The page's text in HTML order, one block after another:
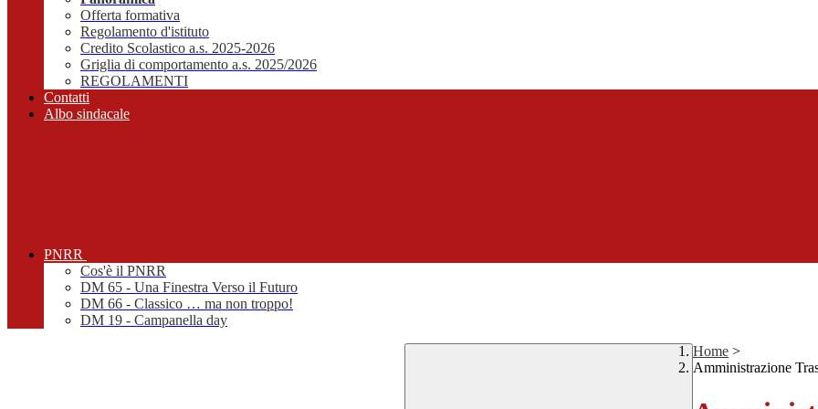
Offerta formativa
Regolamento d'istituto
Credito Scolastico a.s. 2025-2026
Griglia di comportamento a.s. 2025/2026
REGOLAMENTI
Contatti
Albo sindacale
PNRR
Cos'è il PNRR
DM 65 - Una Finestra Verso il Futuro
DM 66 - Classico … ma non troppo!
DM 19 - Campanella day
Home >
Amministrazione